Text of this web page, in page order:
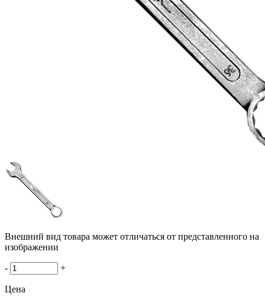
Внешний вид товара может отличаться от представленного на
изображении
- +
Цена